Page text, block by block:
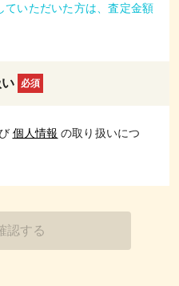
ていただいた方は、査定金額
必須
個人情報 の取り扱いにつ
認する